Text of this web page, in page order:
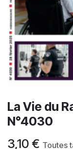
La Vie du
N°4030
3,10 € Toutes